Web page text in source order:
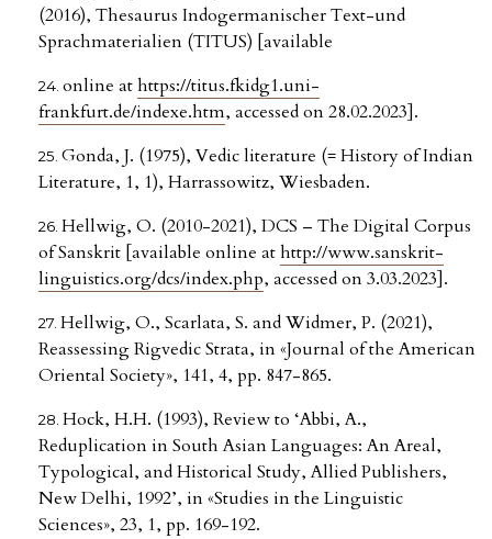
(2016), Thesaurus Indogermanischer Text-und
Sprachmaterialien (TITUS) [available
online athttps://titus.fkidg1.uni-
frankfurt.de/indexe.htm, accessed on 28.02.2023].
Gonda, J. (1975), Vedic literature (= History of Indian
Literature, 1, 1), Harrassowitz, Wiesbaden.
Hellwig, O. (2010-2021), DCS – The Digital Corpus
of Sanskrit [available online athttp://www.sanskrit-
linguistics.org/dcs/index.php, accessed on 3.03.2023].
Hellwig, O., Scarlata, S. and Widmer, P. (2021),
Reassessing Rigvedic Strata, in «Journal of the American
Oriental Society», 141, 4, pp. 847-865.
Hock, H.H. (1993), Review to ‘Abbi, A.,
Reduplication in South Asian Languages: An Areal,
Typological, and Historical Study, Allied Publishers,
New Delhi, 1992’, in «Studies in the Linguistic
Sciences», 23, 1, pp. 169-192.